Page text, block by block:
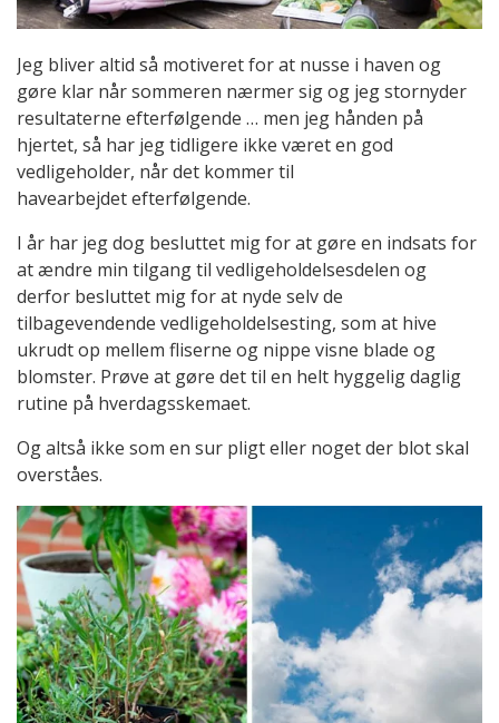
Jeg bliver altid så motiveret for at nusse i haven og
gøre klar når sommeren nærmer sig og jeg stornyder
resultaterne efterfølgende … men jeg hånden på
hjertet, så har jeg tidligere ikke været en god
vedligeholder, når det kommer til
havearbejdet efterfølgende.
I år har jeg dog besluttet mig for at gøre en indsats for
at ændre min tilgang til vedligeholdelsesdelen og
derfor besluttet mig for at nyde selv de
tilbagevendende vedligeholdelsesting, som at hive
ukrudt op mellem fliserne og nippe visne blade og
blomster. Prøve at gøre det til en helt hyggelig daglig
rutine på hverdagsskemaet.
Og altså ikke som en sur pligt eller noget der blot skal
overståes.